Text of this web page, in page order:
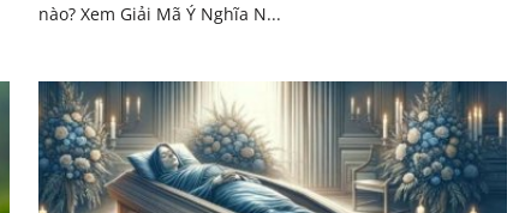
nào? Xem Giải Mã Ý Nghĩa N...